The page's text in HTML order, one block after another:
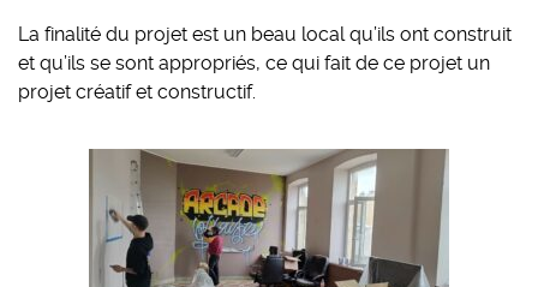
La finalité du projet est un beau local qu’ils ont construit
et qu’ils se sont appropriés, ce qui fait de ce projet un
projet créatif et constructif.